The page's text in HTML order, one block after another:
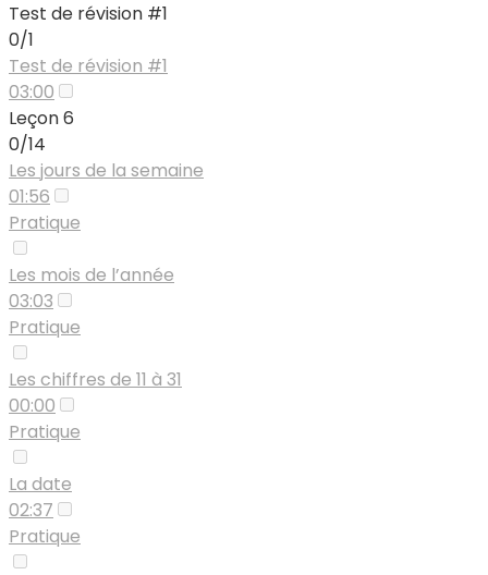
Test de révision #1
0/1
Test de révision #1
03:00
Leçon 6
0/14
Les jours de la semaine
01:56
Pratique
Les mois de l’année
03:03
Pratique
Les chiffres de 11 à 31
00:00
Pratique
La date
02:37
Pratique